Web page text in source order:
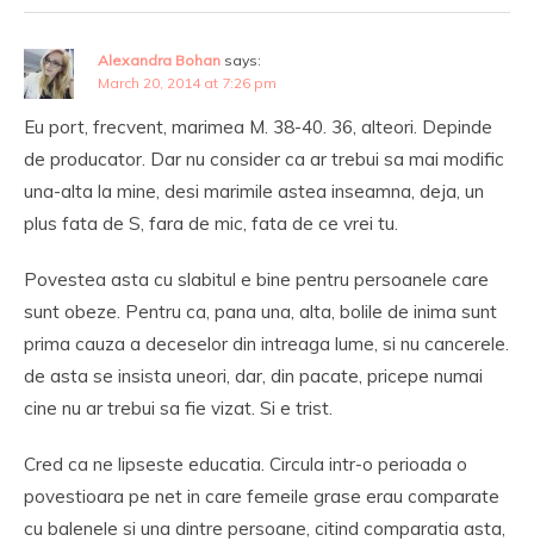
Alexandra Bohan says:
March 20, 2014 at 7:26 pm
Eu port, frecvent, marimea M. 38-40. 36, alteori. Depinde
de producator. Dar nu consider ca ar trebui sa mai modific
una-alta la mine, desi marimile astea inseamna, deja, un
plus fata de S, fara de mic, fata de ce vrei tu.
Povestea asta cu slabitul e bine pentru persoanele care
sunt obeze. Pentru ca, pana una, alta, bolile de inima sunt
prima cauza a deceselor din intreaga lume, si nu cancerele.
de asta se insista uneori, dar, din pacate, pricepe numai
cine nu ar trebui sa fie vizat. Si e trist.
Cred ca ne lipseste educatia. Circula intr-o perioada o
povestioara pe net in care femeile grase erau comparate
cu balenele si una dintre persoane, citind comparatia asta,